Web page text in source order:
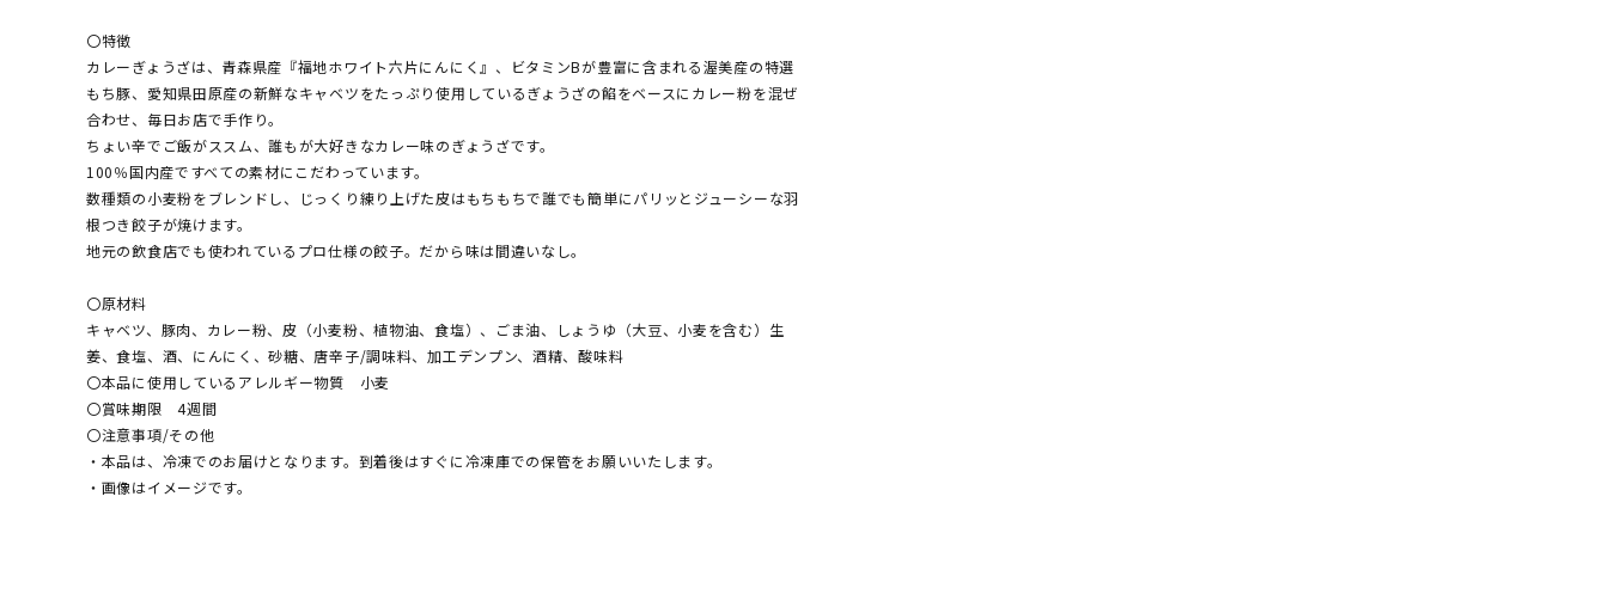
〇特徴
カレーぎょうざは、青森県産『福地ホワイト六片にんにく』、ビタミンBが豊富に含まれる渥美産の特選
もち豚、愛知県田原産の新鮮なキャベツをたっぷり使用しているぎょうざの餡をベースにカレー粉を混ぜ
合わせ、毎日お店で手作り。
ちょい辛でご飯がススム、誰もが大好きなカレー味のぎょうざです。
100％国内産ですべての素材にこだわっています。
数種類の小麦粉をブレンドし、じっくり練り上げた皮はもちもちで誰でも簡単にパリッとジューシーな羽
根つき餃子が焼けます。
地元の飲食店でも使われているプロ仕様の餃子。だから味は間違いなし。
〇原材料
キャベツ、豚肉、カレー粉、皮（小麦粉、植物油、食塩）、ごま油、しょうゆ（大豆、小麦を含む）生
姜、食塩、酒、にんにく、砂糖、唐辛子/調味料、加工デンプン、酒精、酸味料
〇本品に使用しているアレルギー物質 小麦
〇賞味期限 4週間
〇注意事項/その他
・本品は、冷凍でのお届けとなります。到着後はすぐに冷凍庫での保管をお願いいたします。
・画像はイメージです。